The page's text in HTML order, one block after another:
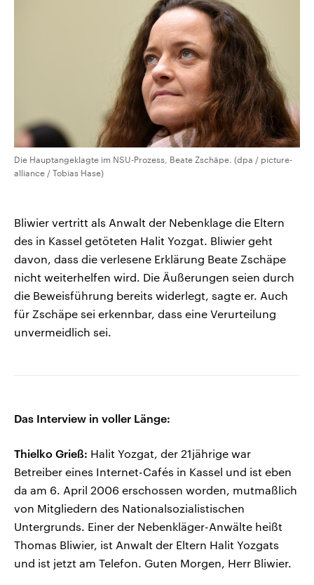
Die Hauptangeklagte im NSU-Prozess, Beate Zschäpe. (dpa / picture-
alliance / Tobias Hase)
Bliwier vertritt als Anwalt der Nebenklage die Eltern
des in Kassel getöteten Halit Yozgat. Bliwier geht
davon, dass die verlesene Erklärung Beate Zschäpe
nicht weiterhelfen wird. Die Äußerungen seien durch
die Beweisführung bereits widerlegt, sagte er. Auch
für Zschäpe sei erkennbar, dass eine Verurteilung
unvermeidlich sei.
Das Interview in voller Länge:
Thielko Grieß: Halit Yozgat, der 21jährige war
Betreiber eines Internet-Cafés in Kassel und ist eben
da am 6. April 2006 erschossen worden, mutmaßlich
von Mitgliedern des Nationalsozialistischen
Untergrunds. Einer der Nebenkläger-Anwälte heißt
Thomas Bliwier, ist Anwalt der Eltern Halit Yozgats
und ist jetzt am Telefon. Guten Morgen, Herr Bliwier.